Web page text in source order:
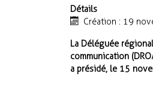
Détails
Création : 19
La Déléguée
communication
a présidé, le 15